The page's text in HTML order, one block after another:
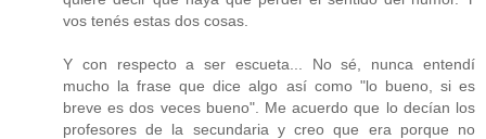
vos tenés estas dos cosas.
Y con respecto a ser escueta... No sé, nunca entendí
mucho la frase que dice algo así como "lo bueno, si es
breve es dos veces bueno". Me acuerdo que lo decían los
profesores de la secundaria y creo que era porque no